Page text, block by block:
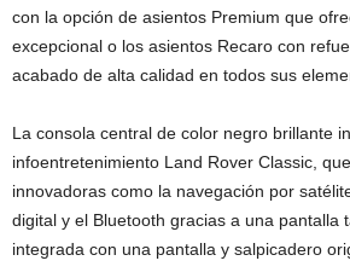
con la opción de asientos Premium que
excepcional o los asientos Recaro con
acabado de alta calidad en todos sus
La consola central de color negro brillante
infoentretenimiento Land Rover Classic,
innovadoras como la navegación por
digital y el Bluetooth gracias a una pantalla
integrada con una pantalla y salpicadero